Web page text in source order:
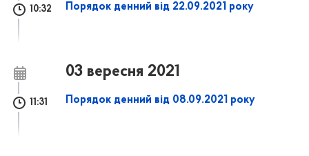
10:32 Порядок денний від 22.09.2021 року
03 вересня 2021
11:31 Порядок денний від 08.09.2021 року